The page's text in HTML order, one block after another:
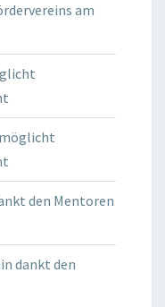
am
den Mentoren
dankt den